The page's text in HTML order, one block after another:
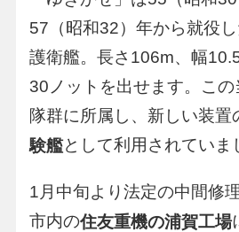
57（昭和32）年から就役
護衛艦。長さ106m、幅
30ノットを出せます。こ
隊群に所属し、新しい装置
験艦として利用されていま
1月中旬より法定の中間修
市内の住友重機の浦賀工場